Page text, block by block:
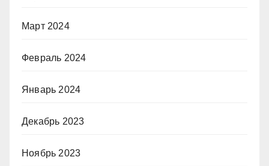
Март 2024
Февраль 2024
Январь 2024
Декабрь 2023
Ноябрь 2023